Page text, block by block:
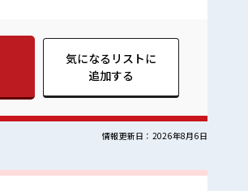
プUP目指していきましょう！ ≪
事です！ ■職場の雰囲
ム！ のんびりスマホチェック♪
気になるリストに
追加する
情報更新日：2026年8月6日